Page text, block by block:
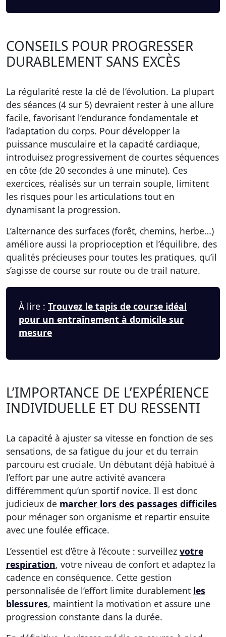
CONSEILS POUR PROGRESSER
DURABLEMENT SANS EXCÈS
La régularité reste la clé de l’évolution. La plupart
des séances (4 sur 5) devraient rester à une allure
facile, favorisant l’endurance fondamentale et
l’adaptation du corps. Pour développer la
puissance musculaire et la capacité cardiaque,
introduisez progressivement de courtes séquences
en côte (de 20 secondes à une minute). Ces
exercices, réalisés sur un terrain souple, limitent
les risques pour les articulations tout en
dynamisant la progression.
L’alternance des surfaces (forêt, chemins, herbe…)
améliore aussi la proprioception et l’équilibre, des
qualités précieuses pour toutes les pratiques, qu’il
s’agisse de course sur route ou de trail nature.
À lire : Trouvez le tapis de course idéal
pour un entraînement à domicile sur
mesure
L’IMPORTANCE DE L’EXPÉRIENCE
INDIVIDUELLE ET DU RESSENTI
La capacité à ajuster sa vitesse en fonction de ses
sensations, de sa fatigue du jour et du terrain
parcouru est cruciale. Un débutant déjà habitué à
l’effort par une autre activité avancera
différemment qu’un sportif novice. Il est donc
judicieux de marcher lors des passages difficiles
pour ménager son organisme et repartir ensuite
avec une foulée efficace.
L’essentiel est d’être à l’écoute : surveillez votre
respiration, votre niveau de confort et adaptez la
cadence en conséquence. Cette gestion
personnalisée de l’effort limite durablement les
blessures, maintient la motivation et assure une
progression constante dans la durée.